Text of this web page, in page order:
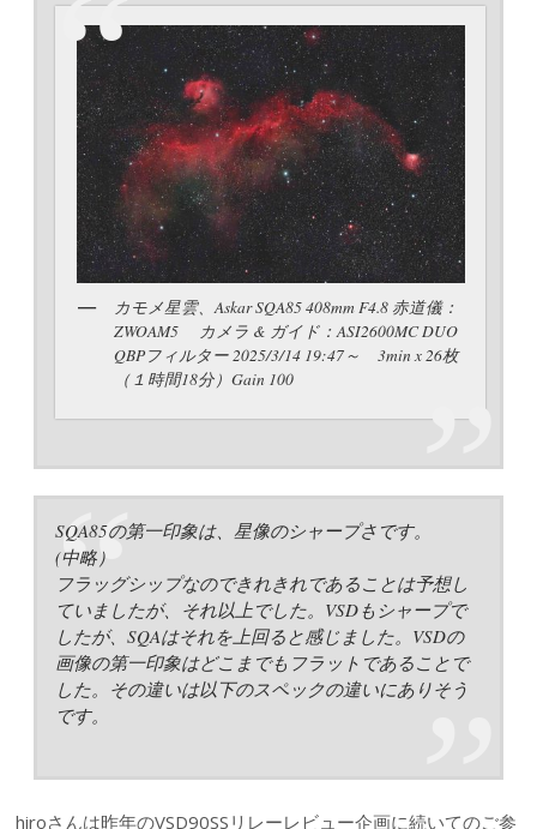
カモメ星雲、Askar SQA85 408mm F4.8 赤道儀：
ZWOAM5 カメラ & ガイド：ASI2600MC DUO
QBPフィルター 2025/3/14 19:47～ 3min x 26枚
（１時間18分）Gain 100
SQA85の第一印象は、星像のシャープさです。
(中略）
フラッグシップなのできれきれであることは予想し
ていましたが、それ以上でした。VSDもシャープで
したが、SQAはそれを上回ると感じました。VSDの
画像の第一印象はどこまでもフラットであることで
した。その違いは以下のスペックの違いにありそう
です。
hiroさんは昨年のVSD90SSリレーレビュー企画に続いてのご参